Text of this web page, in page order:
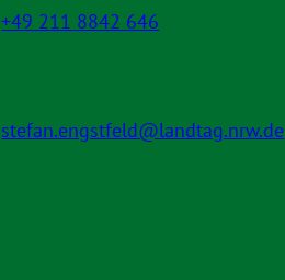
+49 211 8842 646
stefan.engstfeld@landtag.nrw.de